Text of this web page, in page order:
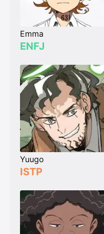
Emma
ENFJ
Yuugo
ISTP